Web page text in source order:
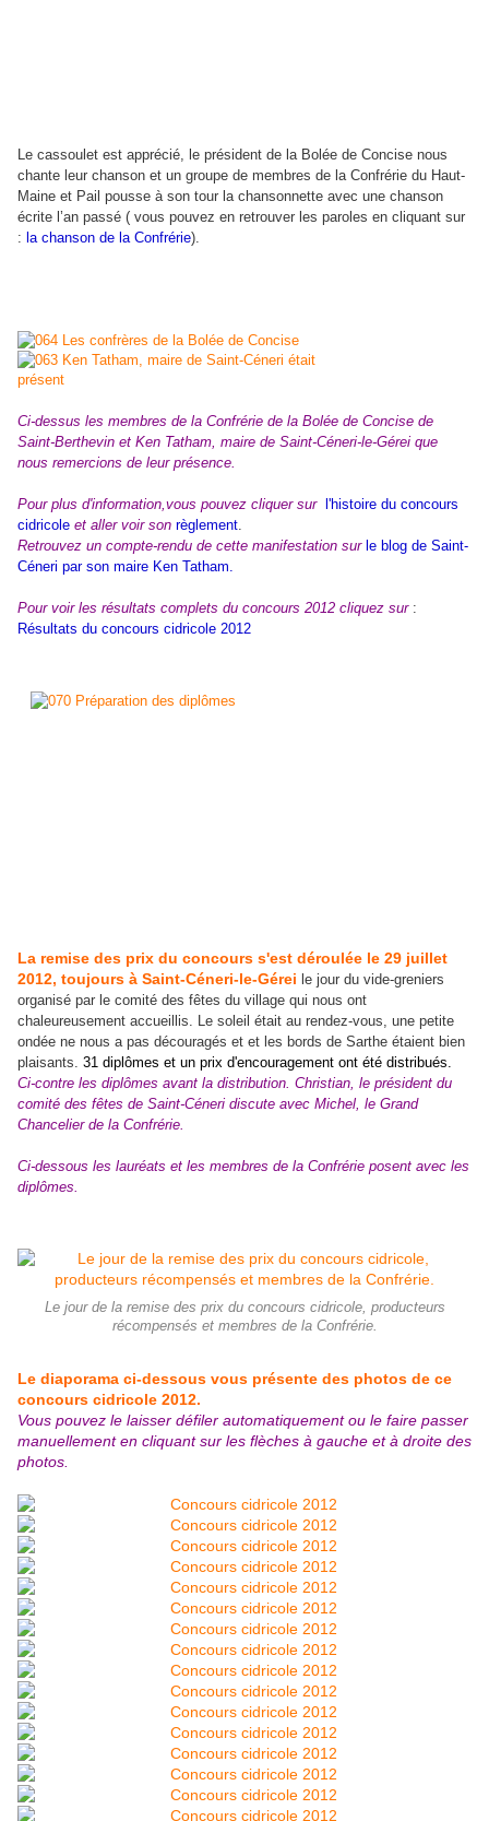
Le cassoulet est apprécié, le président de la Bolée de Concise nous
chante leur chanson et un groupe de membres de la Confrérie du Haut-
Maine et Pail pousse à son tour la chansonnette avec une chanson
écrite l’an passé ( vous pouvez en retrouver les paroles en cliquant sur
: la chanson de la Confrérie).
Ci-dessus les membres de la Confrérie de la Bolée de Concise de
Saint-Berthevin et Ken Tatham, maire de Saint-Céneri-le-Gérei que
nous remercions de leur présence.
Pour plus d'information,vous pouvez cliquer sur
l'histoire du concours
cidricole et aller voir son règlement.
Retrouvez un compte-rendu de cette manifestation sur le blog de Saint-
Céneri par son maire Ken Tatham.
Pour voir les résultats complets du concours 2012 cliquez sur:
Résultats du concours cidricole 2012
La remise des prix du concours s'est déroulée le 29 juillet
2012, toujours à Saint-Céneri-le-Gérei le jour du vide-greniers
organisé par le comité des fêtes du village qui nous ont
chaleureusement accueillis. Le soleil était au rendez-vous, une petite
ondée ne nous a pas découragés et et les bords de Sarthe étaient bien
plaisants. 31 diplômes et un prix d'encouragement ont été distribués.
Ci-contre les diplômes avant la distribution. Christian, le président du
comité des fêtes de Saint-Céneri discute avec Michel, le Grand
Chancelier de la Confrérie.
Ci-dessous les lauréats et les membres de la Confrérie posent avec les
diplômes.
Le jour de la remise des prix du concours cidricole, producteurs
récompensés et membres de la Confrérie.
Le diaporama ci-dessous vous présente des photos de ce
concours cidricole 2012.
Vous pouvez le laisser défiler automatiquement ou le faire passer
manuellement en cliquant sur les flèches à gauche et à droite des
photos.